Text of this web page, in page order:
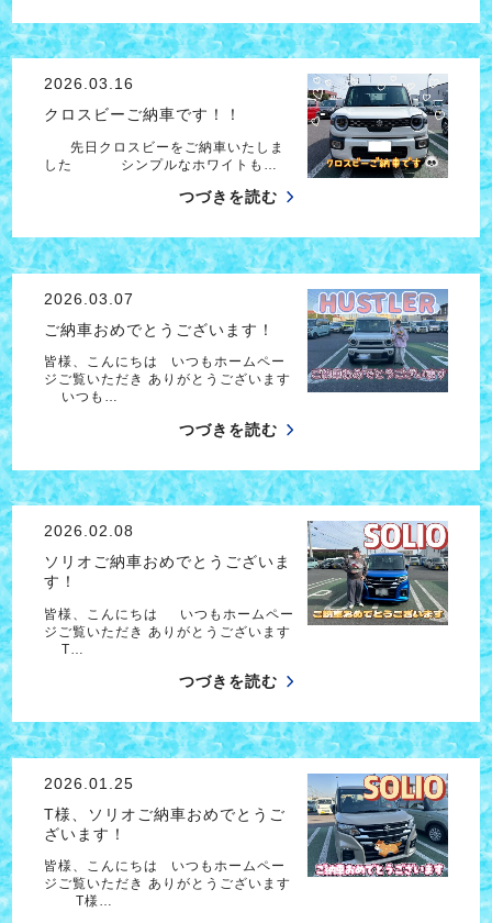
2026.03.16
クロスビーご納車です！！
先日クロスビーをご納車いたしま
した シンプルなホワイトも…
つづきを読む
2026.03.07
ご納車おめでとうございます！
皆様、こんにちは いつもホームペー
ジご覧いただき ありがとうございます
いつも…
つづきを読む
2026.02.08
ソリオご納車おめでとうございま
す！
皆様、こんにちは いつもホームペー
ジご覧いただき ありがとうございます
T…
つづきを読む
2026.01.25
T様、ソリオご納車おめでとうご
ざいます！
皆様、こんにちは いつもホームペー
ジご覧いただき ありがとうございます
T様…